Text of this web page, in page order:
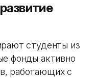
студенты из
фонды активно
работающих с